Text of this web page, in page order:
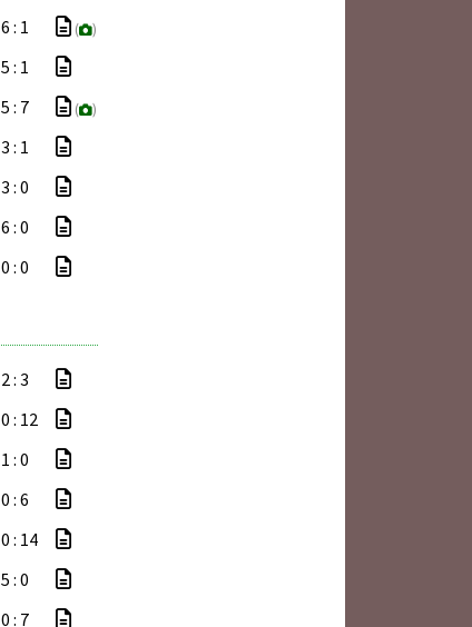
6 : 1 ( )
5 : 1
5 : 7 ( )
3 : 1
3 : 0
6 : 0
0 : 0
2 : 3
0 : 12
1 : 0
0 : 6
0 : 14
5 : 0
0 : 7